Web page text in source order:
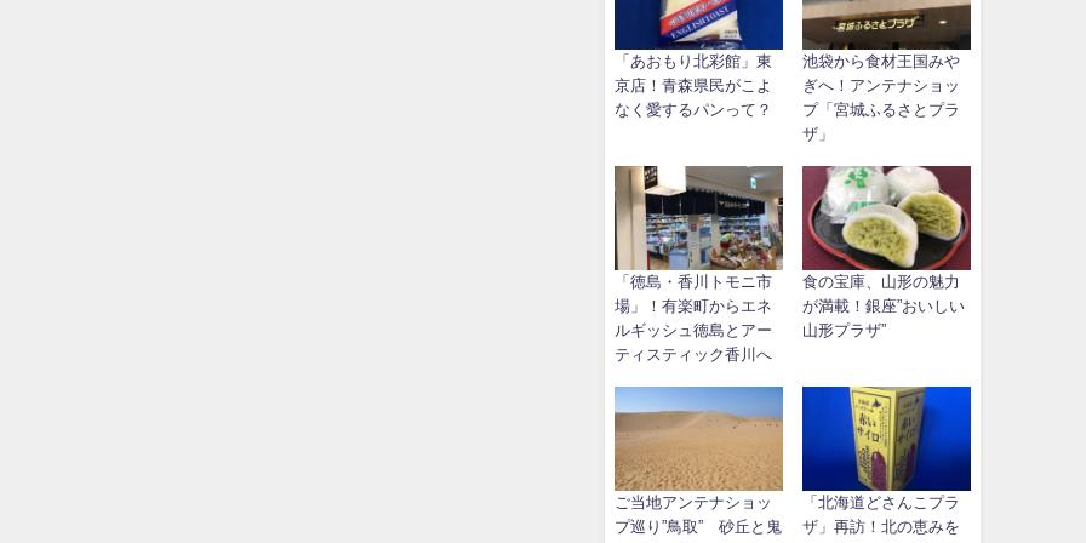
「あおもり北彩館」東
京店！青森県民がこよ
なく愛するパンって？
池袋から食材王国みや
ぎへ！アンテナショッ
プ「宮城ふるさとプラ
ザ」
「徳島・香川トモニ市
場」！有楽町からエネ
ルギッシュ徳島とアー
ティスティック香川へ
食の宝庫、山形の魅力
が満載！銀座”おいしい
山形プラザ”
ご当地アンテナショッ
プ巡り”鳥取” 砂丘と鬼
「北海道どさんこプラ
ザ」再訪！北の恵みを